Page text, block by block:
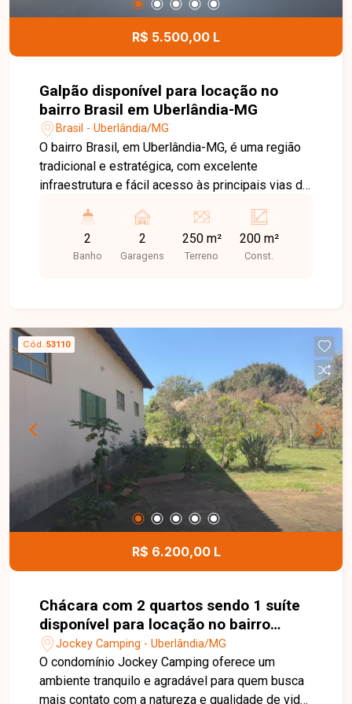
R$ 5.500,00 L
Galpão disponível para locação no
bairro Brasil em Uberlândia-MG
Brasil - Uberlândia/MG
O bairro Brasil, em Uberlândia-MG, é uma região
tradicional e estratégica, com excelente
infraestrutura e fácil acesso às principais vias da
oferta de comércios, bancos, restaurantes,
escolas e serviços, sendo uma excelente
localização para empresas e atividades
escritório, 02 banheiros, pé-direito de 4,5 metros
e portão com 3 metros de altura, oferecendo
praticidade e funcionalidade para diferentes
atividades. Possui ainda Habite-se, AVCB,
acessibilidade e documentação em ordem, além
de energia monofásica. Entre em contato para
mais informações e agende uma visita para
conhecer esta excelente oportunidade comercial.
2
Banho
2
Garagens
250 m²
Terreno
200 m²
Const.
Cód. 53110
R$ 6.200,00 L
Chácara com 2 quartos sendo 1 suíte
disponível para locação no bairro
Jockey Camping em Uberlândia-MG
Jockey Camping - Uberlândia/MG
O condomínio Jockey Camping oferece um
ambiente tranquilo e agradável para quem busca
mais contato com a natureza e qualidade de vida,